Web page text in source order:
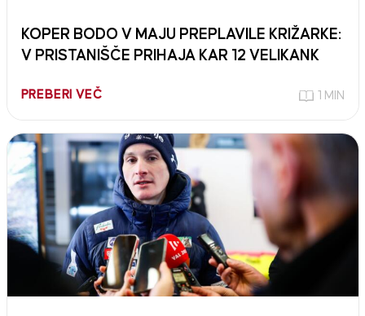
KOPER BODO V MAJU PREPLAVILE KRIŽARKE:
V PRISTANIŠČE PRIHAJA KAR 12 VELIKANK
PREBERI VEČ 1 MIN